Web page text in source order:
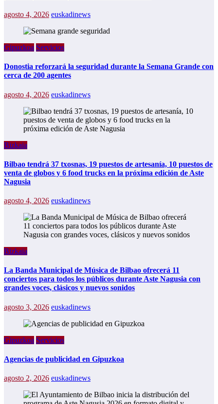
agosto 4, 2026 euskadinews
Gipuzkoa Servicios
Donostia reforzará la seguridad durante la Semana Grande con
cerca de 200 agentes
agosto 4, 2026 euskadinews
Bizkaia
Bilbao tendrá 37 txosnas, 19 puestos de artesanía, 10 puestos de
venta de globos y 6 food trucks en la próxima edición de Aste
Nagusia
agosto 4, 2026 euskadinews
Bizkaia
La Banda Municipal de Música de Bilbao ofrecerá 11
conciertos para todos los públicos durante Aste Nagusia con
grandes voces, clásicos y nuevos sonidos
agosto 3, 2026 euskadinews
Gipuzkoa Servicios
Agencias de publicidad en Gipuzkoa
agosto 2, 2026 euskadinews